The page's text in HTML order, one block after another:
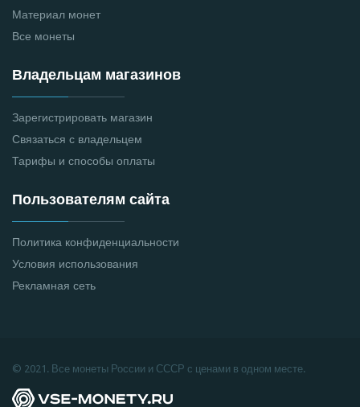
Материал монет
Все монеты
Владельцам магазинов
Зарегистрировать магазин
Связаться с владельцем
Тарифы и способы оплаты
Пользователям сайта
Политика конфиденциальности
Условия использования
Рекламная сеть
© 2021. Все монеты России и СССР с ценами в одном месте.